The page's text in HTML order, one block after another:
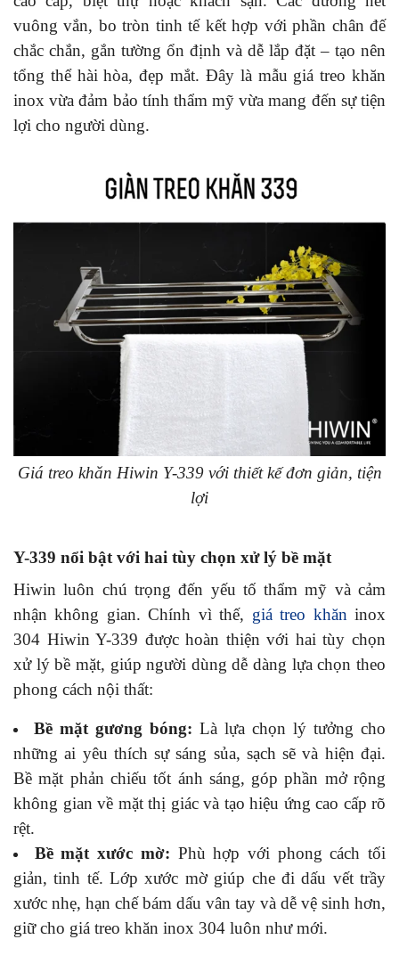
vuông vắn, bo tròn tinh tế kết hợp với phần chân đế
chắc chắn, gắn tường ổn định và dễ lắp đặt – tạo nên
tổng thể hài hòa, đẹp mắt. Đây là mẫu giá treo khăn
inox vừa đảm bảo tính thẩm mỹ vừa mang đến sự tiện
lợi cho người dùng.
Giá treo khăn Hiwin Y-339 với thiết kế đơn giản, tiện
lợi
Y-339 nổi bật với hai tùy chọn xử lý bề mặt
Hiwin luôn chú trọng đến yếu tố thẩm mỹ và cảm
nhận không gian. Chính vì thế, giá treo khăninox
304 Hiwin Y-339 được hoàn thiện với hai tùy chọn
xử lý bề mặt, giúp người dùng dễ dàng lựa chọn theo
phong cách nội thất:
Bề mặt gương bóng: Là lựa chọn lý tưởng cho
những ai yêu thích sự sáng sủa, sạch sẽ và hiện đại.
Bề mặt phản chiếu tốt ánh sáng, góp phần mở rộng
không gian về mặt thị giác và tạo hiệu ứng cao cấp rõ
rệt.
Bề mặt xước mờ: Phù hợp với phong cách tối
giản, tinh tế. Lớp xước mờ giúp che đi dấu vết trầy
xước nhẹ, hạn chế bám dấu vân tay và dễ vệ sinh hơn,
giữ cho giá treo khăn inox 304 luôn như mới.